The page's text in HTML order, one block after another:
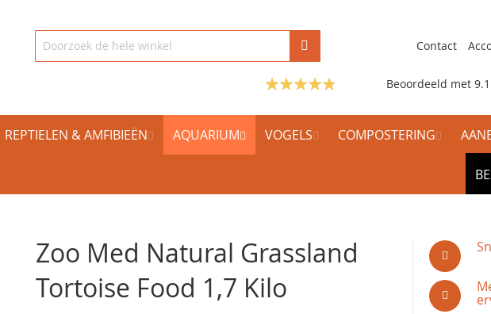
Contact
Beoordeeld met
REPTIELEN & AMFIBIEËN AQUARIUM VOGELS COMPOSTERING
Zoo Med Natural Grassland
Tortoise Food 1,7 Kilo